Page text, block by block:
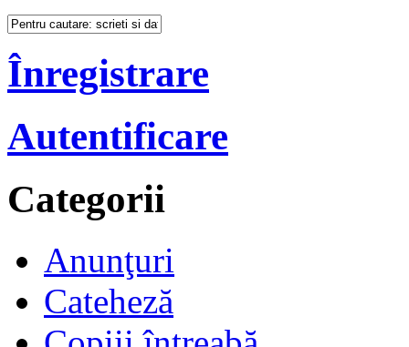
Înregistrare
Autentificare
Categorii
Anunţuri
Cateheză